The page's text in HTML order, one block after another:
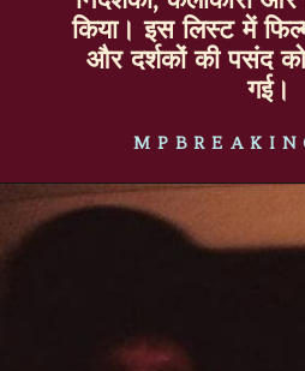
किया। इस लिस्ट में
और दर्शकों की पसंद को
गई।